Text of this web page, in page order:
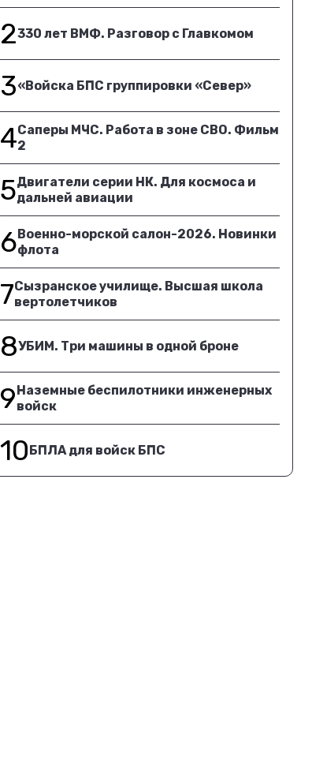
2330 лет ВМФ. Разговор с Главкомом
3«Войска БПС группировки «Север»
4Саперы МЧС. Работа в зоне СВО. Фильм
2
5Двигатели серии НК. Для космоса и
дальней авиации
6Военно-морской салон-2026. Новинки
флота
7Сызранское училище. Высшая школа
вертолетчиков
8УБИМ. Три машины в одной броне
9Наземные беспилотники инженерных
войск
10БПЛА для войск БПС